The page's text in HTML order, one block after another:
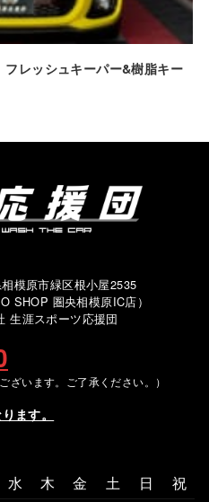
レッシュキーパー&樹脂キー
模原市緑区根小屋2535
SHOP 圏央相模原IC店）
生涯スポーツ応援団
ざいます。ご了承ください。）
ます。
水 木 金 土 日 祝